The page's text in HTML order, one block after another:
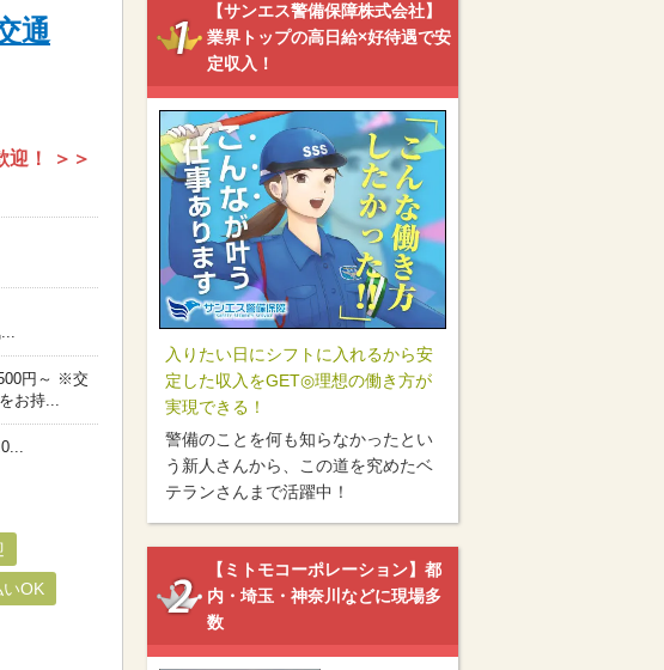
通
！ ＞＞
円～ ※交
お持...
いOK
【サンエス警備保障株式会社】
業界トップの高日給×好待遇で安
定収入！
入りたい日にシフトに入れるから安
定した収入をGET◎理想の働き方が
実現できる！
警備のことを何も知らなかったとい
う新人さんから、この道を究めたベ
テランさんまで活躍中！
【ミトモコーポレーション】都
内・埼玉・神奈川などに現場多
数